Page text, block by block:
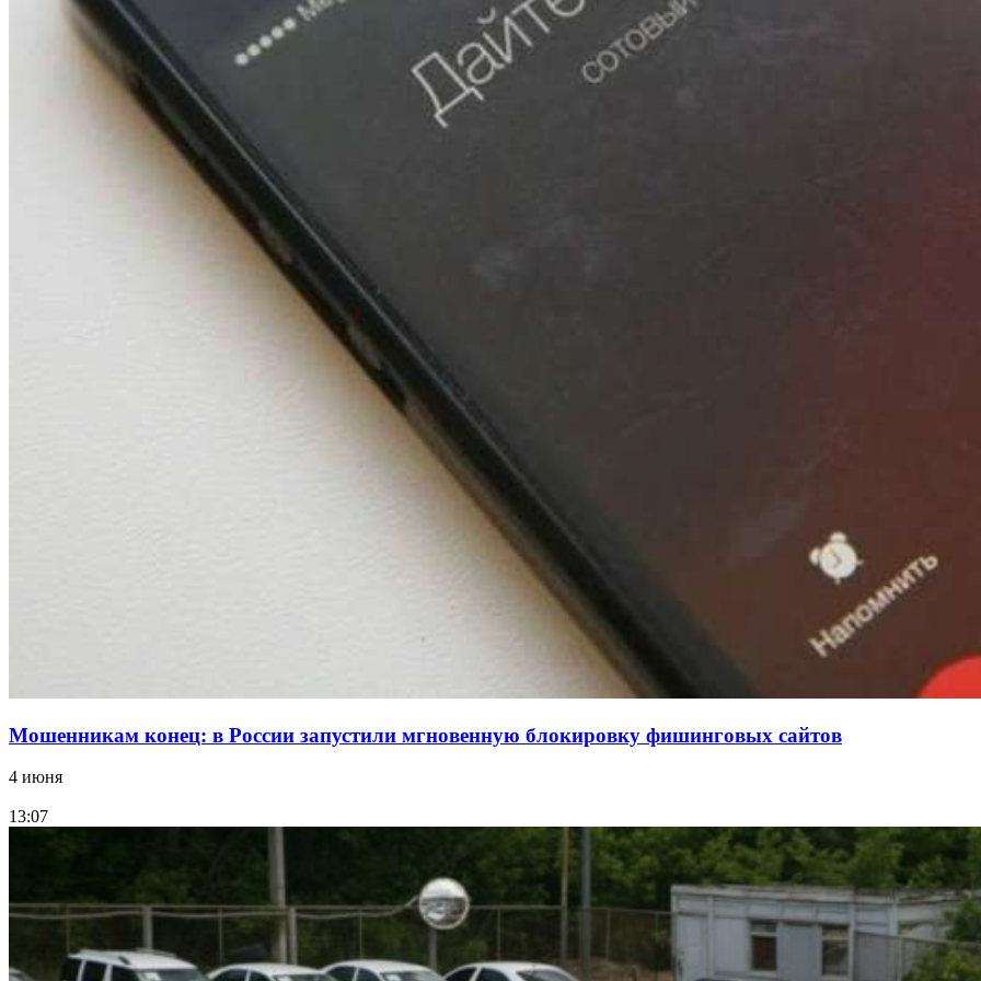
Мошенникам конец: в России запустили мгновенную блокировку фишинговых сайтов
4 июня
13:07